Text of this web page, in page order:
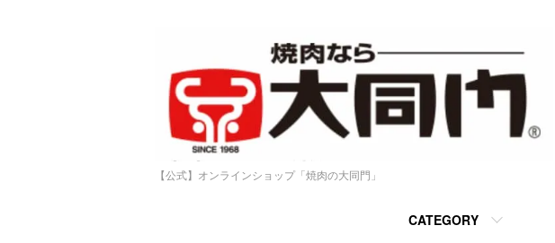
【公式】オンラインショップ「焼肉の大同門」
CATEGORY